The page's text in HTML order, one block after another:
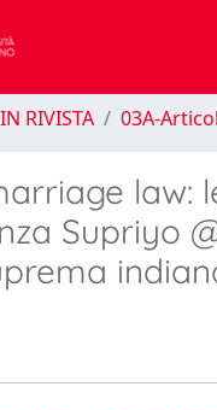
RIVISTA 03A-
law:
Supriyo